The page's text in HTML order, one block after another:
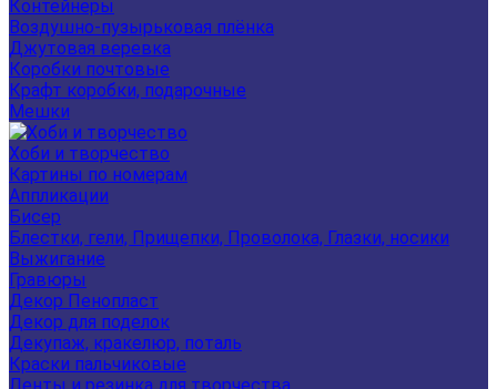
Контейнеры
Воздушно-пузырьковая плёнка
Джутовая веревка
Коробки почтовые
Крафт коробки, подарочные
Мешки
Хоби и творчество
Картины по номерам
Аппликации
Бисер
Блестки, гели, Прищепки, Проволока, Глазки, носики
Выжигание
Гравюры
Декор Пенопласт
Декор для поделок
Декупаж, кракелюр, поталь
Краски пальчиковые